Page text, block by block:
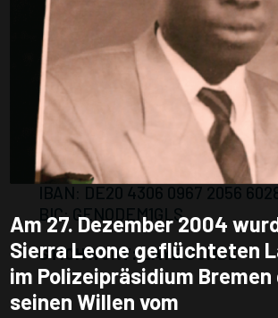
SPENDEN FÜR DIESE WEBSITE
WEITERE
INITIATIVE IN GEDENKEN AN
ALAMA CONDÉ:
Förderverein Flüchtlingsrat
GLS Bank Bochum
IBAN: DE20 4306 0967 2056
BIC: GENODEM1GLS
STICHWORT: LAYE CONDÉ
Am 27. Dezember 2004
Sierra Leone geflüchteten
im Polizeipräsidium Bremen
seinen Willen vom